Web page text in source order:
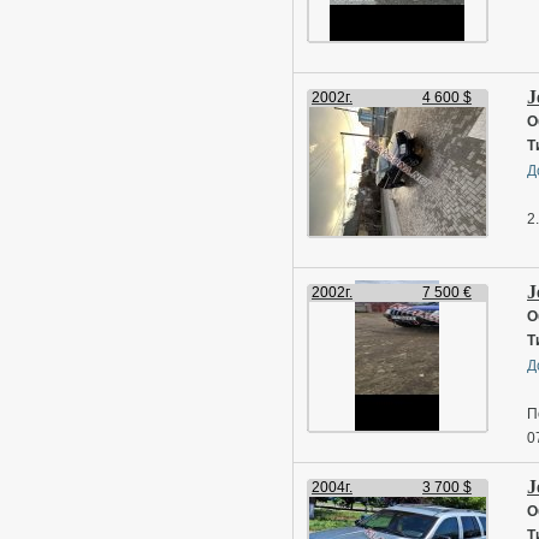
2002г. 4 600 $
2002г. 7 500 €
2004г. 3 700 $